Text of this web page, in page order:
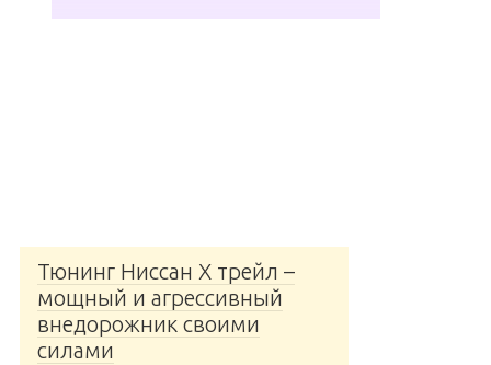
Тюнинг Ниссан Х трейл –
мощный и агрессивный
внедорожник своими
силами